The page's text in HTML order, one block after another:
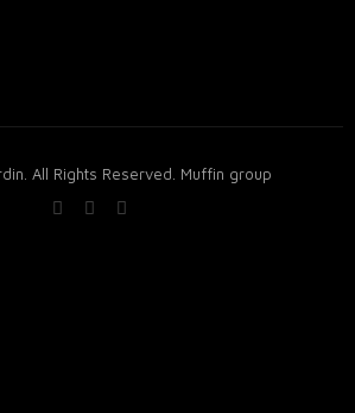
All Rights Reserved. Muffin group